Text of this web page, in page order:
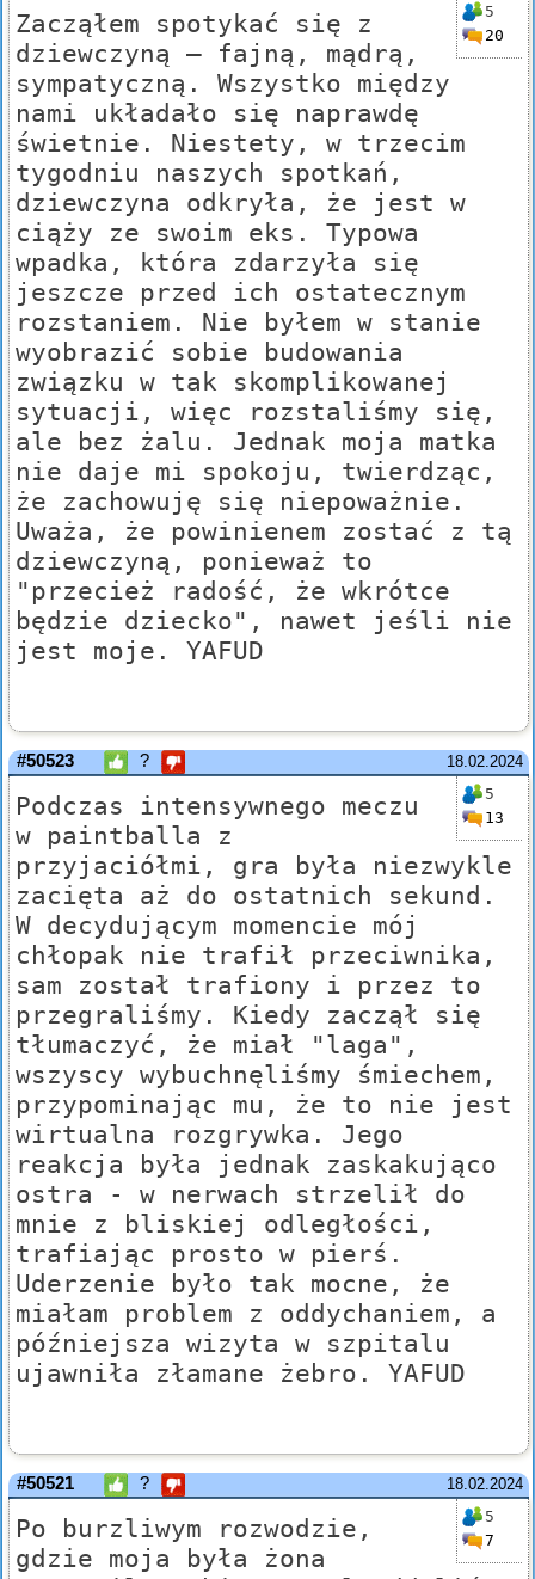
5
20
Zacząłem spotykać się z
dziewczyną – fajną, mądrą,
sympatyczną. Wszystko między
nami układało się naprawdę
świetnie. Niestety, w trzecim
tygodniu naszych spotkań,
dziewczyna odkryła, że jest w
ciąży ze swoim eks. Typowa
wpadka, która zdarzyła się
jeszcze przed ich ostatecznym
rozstaniem. Nie byłem w stanie
wyobrazić sobie budowania
związku w tak skomplikowanej
sytuacji, więc rozstaliśmy się,
ale bez żalu. Jednak moja matka
nie daje mi spokoju, twierdząc,
że zachowuję się niepoważnie.
Uważa, że powinienem zostać z tą
dziewczyną, ponieważ to
"przecież radość, że wkrótce
będzie dziecko", nawet jeśli nie
jest moje. YAFUD
18.02.2024
#50523 ?
5
13
Podczas intensywnego meczu
w paintballa z
przyjaciółmi, gra była niezwykle
zacięta aż do ostatnich sekund.
W decydującym momencie mój
chłopak nie trafił przeciwnika,
sam został trafiony i przez to
przegraliśmy. Kiedy zaczął się
tłumaczyć, że miał "laga",
wszyscy wybuchnęliśmy śmiechem,
przypominając mu, że to nie jest
wirtualna rozgrywka. Jego
reakcja była jednak zaskakująco
ostra - w nerwach strzelił do
mnie z bliskiej odległości,
trafiając prosto w pierś.
Uderzenie było tak mocne, że
miałam problem z oddychaniem, a
późniejsza wizyta w szpitalu
ujawniła złamane żebro. YAFUD
18.02.2024
#50521 ?
5
7
Po burzliwym rozwodzie,
gdzie moja była żona